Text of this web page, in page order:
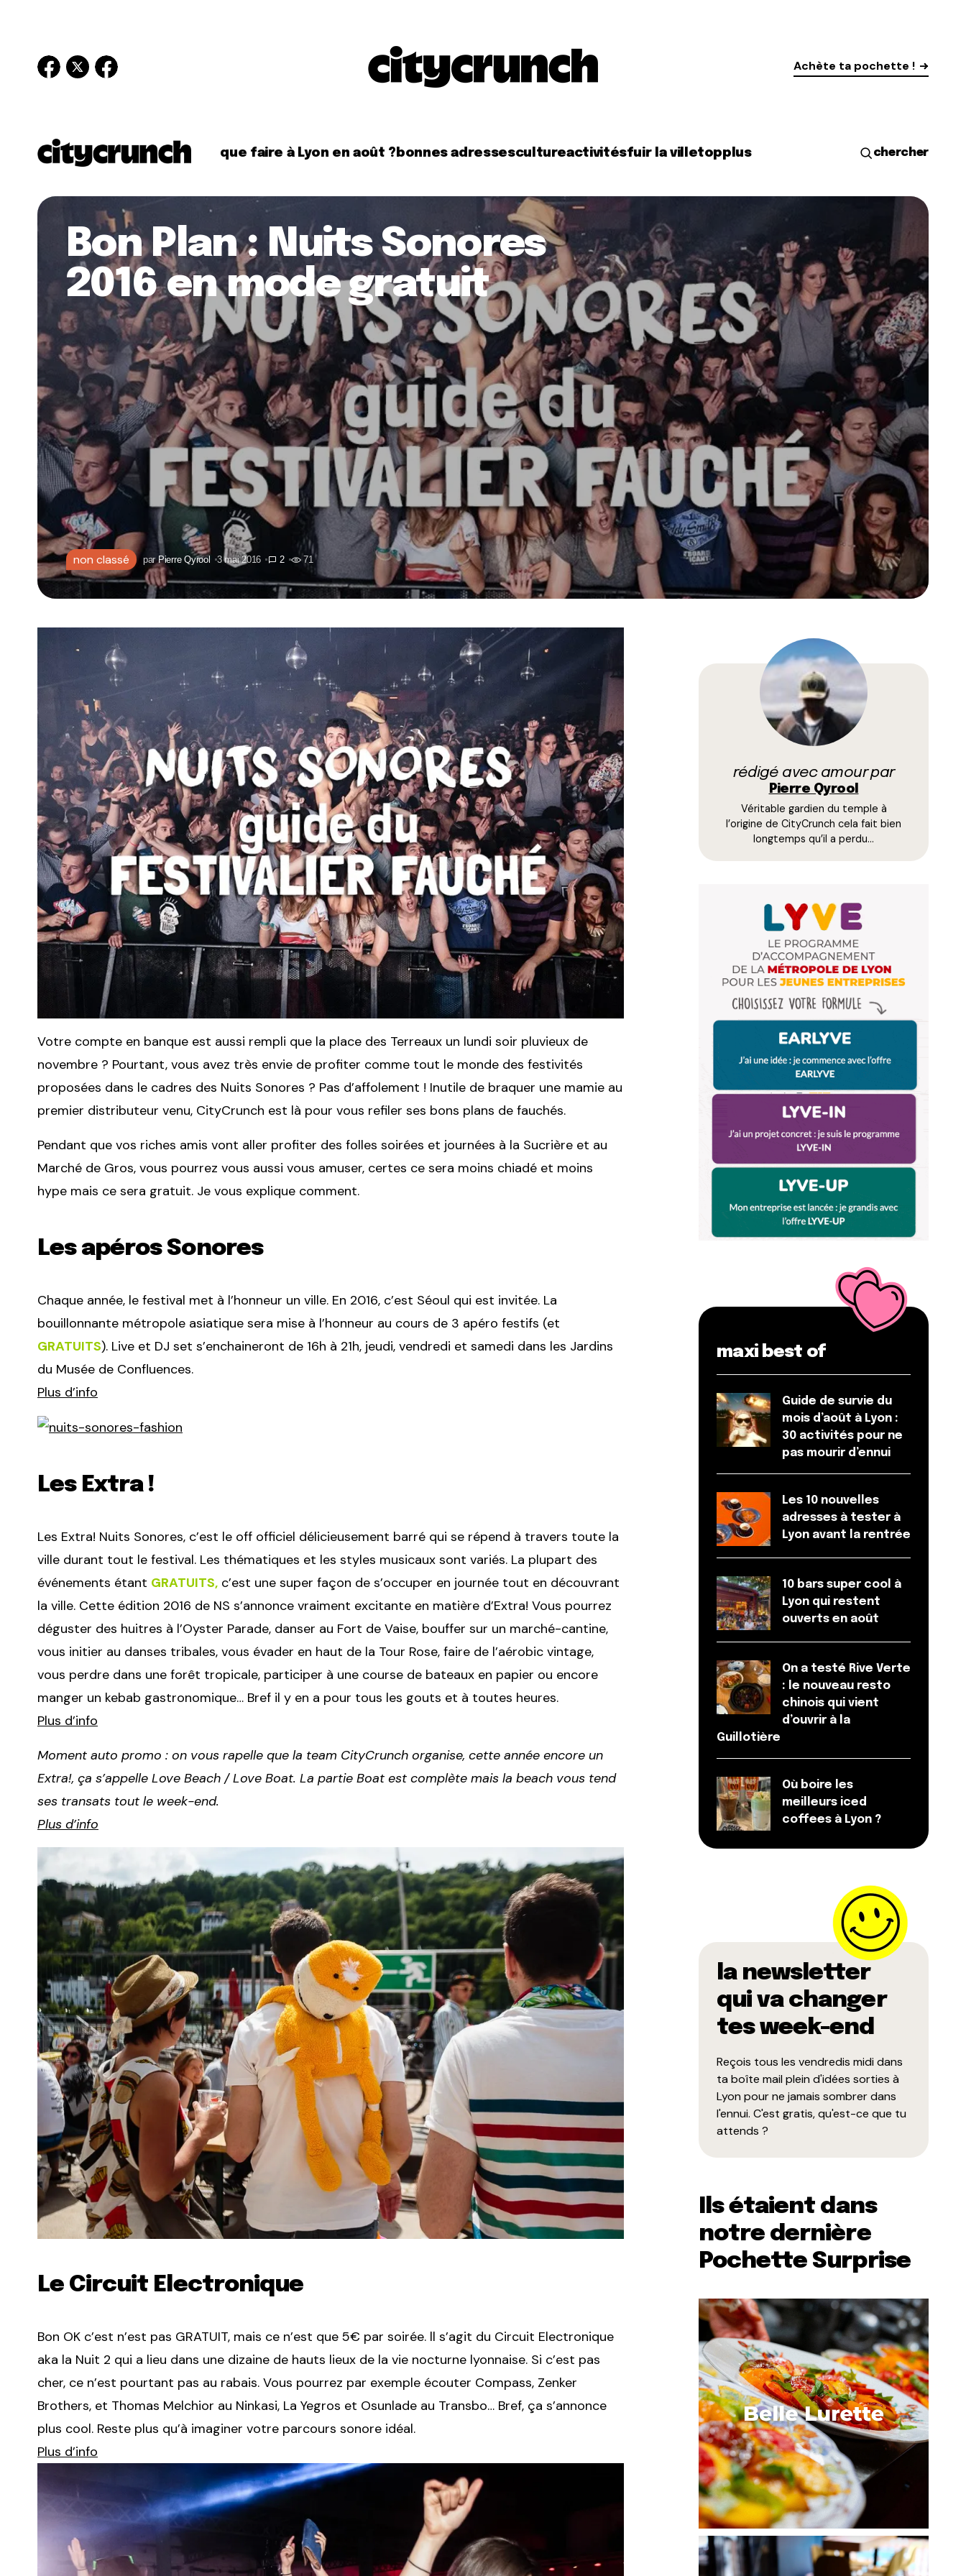
Achète ta pochette !
que faire à Lyon en août ? bonnes adressescultureactivitésfuir la villetopplus chercher
Bon Plan : Nuits Sonores
2016 en mode gratuit
non classé par Pierre Qyrool 3 mai 2016 2 71
Votre compte en banque est aussi rempli que la place des Terreaux un lundi soir pluvieux de
novembre ? Pourtant, vous avez très envie de profiter comme tout le monde des festivités
proposées dans le cadres des Nuits Sonores ? Pas d’affolement ! Inutile de braquer une mamie au
premier distributeur venu, CityCrunch est là pour vous refiler ses bons plans de fauchés.
Pendant que vos riches amis vont aller profiter des folles soirées et journées à la Sucrière et au
Marché de Gros, vous pourrez vous aussi vous amuser, certes ce sera moins chiadé et moins
hype mais ce sera gratuit. Je vous explique comment.
Les apéros Sonores
Chaque année, le festival met à l’honneur un ville. En 2016, c’est Séoul qui est invitée. La
bouillonnante métropole asiatique sera mise à l’honneur au cours de 3 apéro festifs (et
GRATUITS). Live et DJ set s’enchaineront de 16h à 21h, jeudi, vendredi et samedi dans les Jardins
du Musée de Confluences.
Plus d’info
Les Extra !
Les Extra! Nuits Sonores, c’est le off officiel délicieusement barré qui se répend à travers toute la
ville durant tout le festival. Les thématiques et les styles musicaux sont variés. La plupart des
événements étant GRATUITS, c’est une super façon de s’occuper en journée tout en découvrant
la ville. Cette édition 2016 de NS s’annonce vraiment excitante en matière d’Extra! Vous pourrez
déguster des huitres à l’Oyster Parade, danser au Fort de Vaise, bouffer sur un marché-cantine,
vous initier au danses tribales, vous évader en haut de la Tour Rose, faire de l’aérobic vintage,
vous perdre dans une forêt tropicale, participer à une course de bateaux en papier ou encore
manger un kebab gastronomique… Bref il y en a pour tous les gouts et à toutes heures.
Plus d’info
Moment auto promo : on vous rapelle que la team CityCrunch organise, cette année encore un
Extra!, ça s’appelle Love Beach / Love Boat. La partie Boat est complète mais la beach vous tend
ses transats tout le week-end.
Plus d’info
Le Circuit Electronique
Bon OK c’est n’est pas GRATUIT, mais ce n’est que 5€ par soirée. ll s’agit du Circuit Electronique
aka la Nuit 2 qui a lieu dans une dizaine de hauts lieux de la vie nocturne lyonnaise. Si c’est pas
cher, ce n’est pourtant pas au rabais. Vous pourrez par exemple écouter Compass, Zenker
Brothers, et Thomas Melchior au Ninkasi, La Yegros et Osunlade au Transbo… Bref, ça s’annonce
plus cool. Reste plus qu’à imaginer votre parcours sonore idéal.
Plus d’info
rédigé avec amour par
Pierre Qyrool
Véritable gardien du temple à
l’origine de CityCrunch cela fait bien
longtemps qu’il a perdu…
maxi best of
Guide de survie du
mois d’août à Lyon :
30 activités pour ne
pas mourir d’ennui
Les 10 nouvelles
adresses à tester à
Lyon avant la rentrée
10 bars super cool à
Lyon qui restent
ouverts en août
On a testé Rive Verte
: le nouveau resto
chinois qui vient
d’ouvrir à la
Guillotière
Où boire les
meilleurs iced
coffees à Lyon ?
la newsletter
qui va changer
tes week-end
Reçois tous les vendredis midi dans
ta boîte mail plein d'idées sorties à
Lyon pour ne jamais sombrer dans
l'ennui. C'est gratis, qu'est-ce que tu
attends ?
Ils étaient dans
notre dernière
Pochette Surprise